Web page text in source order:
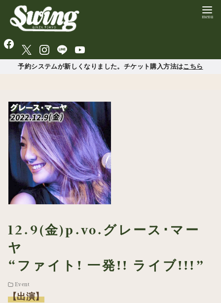
予約システムが新しくなりました。チケット購入方法はこちら
12.9(金)p.vo.グレース･マー
ヤ
“ファイト! 一発!! ライブ!!!”
Event
【出演】